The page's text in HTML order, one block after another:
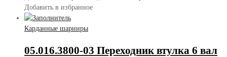
Добавить в избранное
Карданные шарниры
05.016.3800-03 Переходник втулка 6 вал